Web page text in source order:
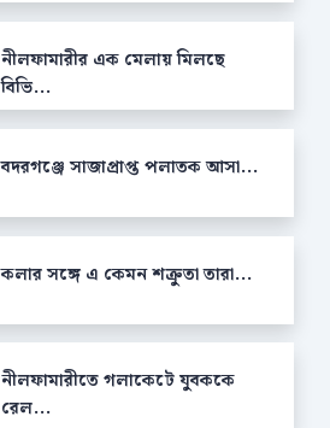
নীলফামারীর এক মেলায় মিলছে
বিভি...
বদরগঞ্জে সাজাপ্রাপ্ত পলাতক আসা...
কলার সঙ্গে এ কেমন শক্রুতা তারা...
নীলফামারীতে গলাকেটে যুবককে
রেল...